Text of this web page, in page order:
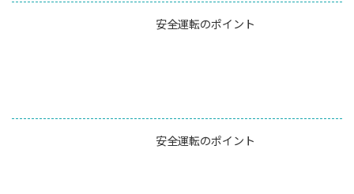
安全運転のポイント
安全運転のポイント